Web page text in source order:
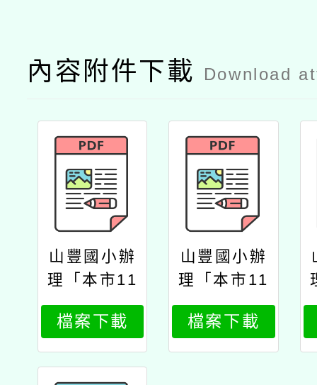
內容附件下載 Download
山豐國小辦
理「本市11
5年度sel種
子教師基礎
培訓工作坊
（bestm
檔案下載
山豐國小辦
理「本市11
5年度sel種
子教師基礎
培訓工作坊
檔案下載